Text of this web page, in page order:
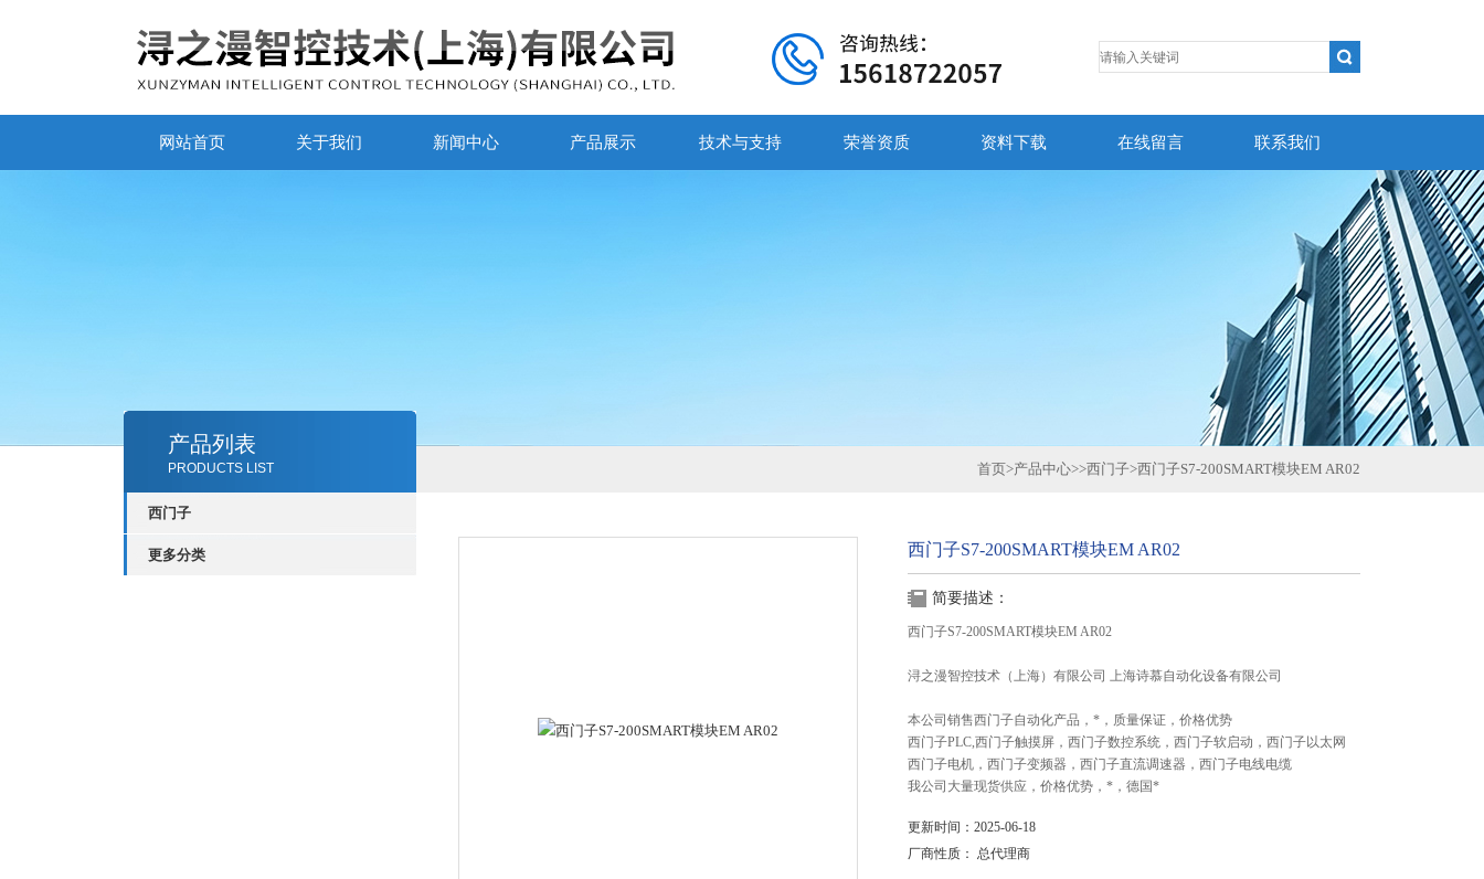
网站首页 关于我们 新闻中心 产品展示 技术与支持 荣誉资质 资料下载 在线留言 联系我们
产品列表
PRODUCTS LIST
西门子
更多分类
首页>产品中心>>西门子>西门子S7-200SMART模块EM AR02
西门子S7-200SMART模块EM AR02
简要描述：
西门子S7-200SMART模块EM AR02
浔之漫智控技术（上海）有限公司 上海诗慕自动化设备有限公司
本公司销售西门子自动化产品，*，质量保证，价格优势
西门子PLC,西门子触摸屏，西门子数控系统，西门子软启动，西门子以太网
西门子电机，西门子变频器，西门子直流调速器，西门子电线电缆
我公司大量现货供应，价格优势，*，德国*
更新时间：2025-06-18
厂商性质： 总代理商